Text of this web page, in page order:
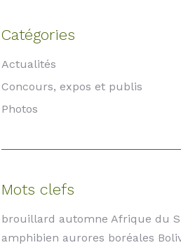
Catégories
Actualités
Concours, expos et publis
Photos
Mots clefs
brouillard automne Afrique du
amphibien aurores boréales